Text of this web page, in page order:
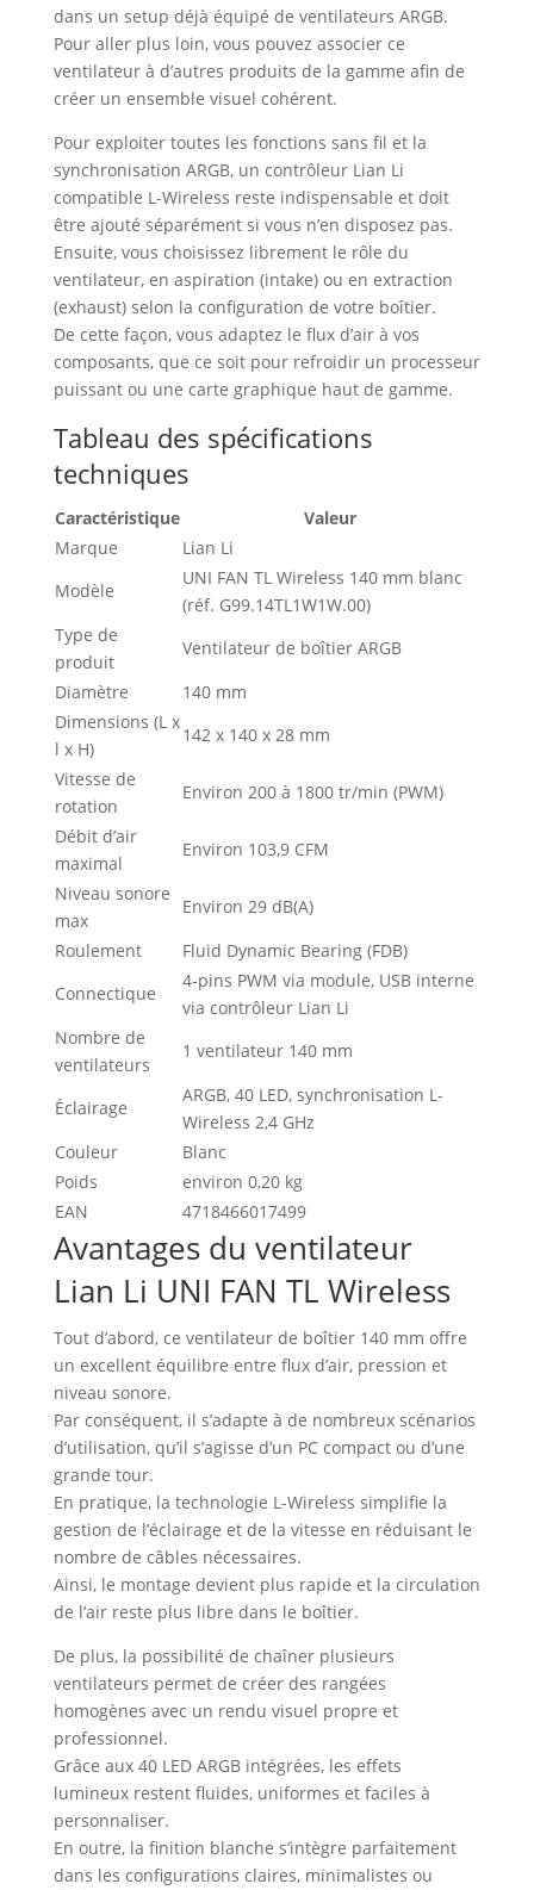
dans un setup déjà équipé de ventilateurs ARGB.
Pour aller plus loin, vous pouvez associer ce
ventilateur à d’autres produits de la gamme afin de
créer un ensemble visuel cohérent.
Pour exploiter toutes les fonctions sans fil et la
synchronisation ARGB, un contrôleur Lian Li
compatible L-Wireless reste indispensable et doit
être ajouté séparément si vous n’en disposez pas.
Ensuite, vous choisissez librement le rôle du
ventilateur, en aspiration (intake) ou en extraction
(exhaust) selon la configuration de votre boîtier.
De cette façon, vous adaptez le flux d’air à vos
composants, que ce soit pour refroidir un processeur
puissant ou une carte graphique haut de gamme.
Tableau des spécifications
techniques
Caractéristique
Valeur
Marque
Lian Li
Modèle
UNI FAN TL Wireless 140 mm blanc
(réf. G99.14TL1W1W.00)
Type de
produit
Ventilateur de boîtier ARGB
Diamètre
140 mm
Dimensions (L x
l x H)
142 x 140 x 28 mm
Vitesse de
rotation
Environ 200 à 1800 tr/min (PWM)
Débit d’air
maximal
Environ 103,9 CFM
Niveau sonore
max
Environ 29 dB(A)
Roulement
Fluid Dynamic Bearing (FDB)
Connectique
4‑pins PWM via module, USB interne
via contrôleur Lian Li
Nombre de
ventilateurs
1 ventilateur 140 mm
Éclairage
ARGB, 40 LED, synchronisation L-
Wireless 2,4 GHz
Couleur
Blanc
Poids
environ 0,20 kg
EAN
4718466017499
Avantages du ventilateur
Lian Li UNI FAN TL Wireless
Tout d’abord, ce ventilateur de boîtier 140 mm offre
un excellent équilibre entre flux d’air, pression et
niveau sonore.
Par conséquent, il s’adapte à de nombreux scénarios
d’utilisation, qu’il s’agisse d’un PC compact ou d’une
grande tour.
En pratique, la technologie L-Wireless simplifie la
gestion de l’éclairage et de la vitesse en réduisant le
nombre de câbles nécessaires.
Ainsi, le montage devient plus rapide et la circulation
de l’air reste plus libre dans le boîtier.
De plus, la possibilité de chaîner plusieurs
ventilateurs permet de créer des rangées
homogènes avec un rendu visuel propre et
professionnel.
Grâce aux 40 LED ARGB intégrées, les effets
lumineux restent fluides, uniformes et faciles à
personnaliser.
En outre, la finition blanche s’intègre parfaitement
dans les configurations claires, minimalistes ou